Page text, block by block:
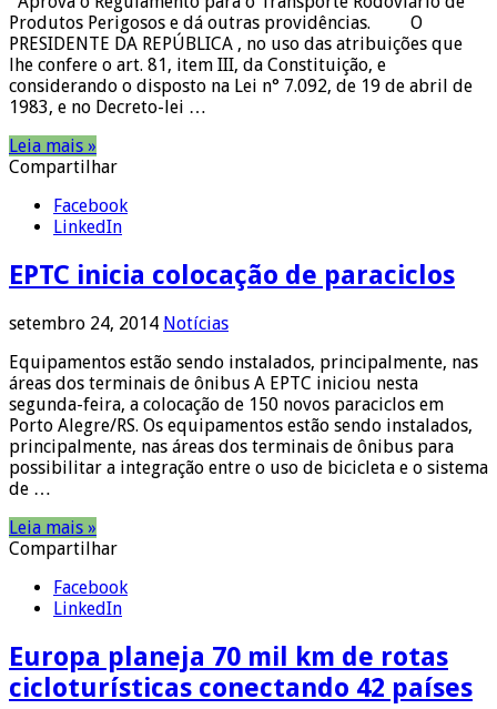
Produtos Perigosos e dá outras providências. O
PRESIDENTE DA REPÚBLICA , no uso das atribuições que
lhe confere o art. 81, item III, da Constituição, e
considerando o disposto na Lei n° 7.092, de 19 de abril de
1983, e no Decreto-lei …
Leia mais »
Compartilhar
Facebook
LinkedIn
EPTC inicia colocação de paraciclos
setembro 24, 2014 Notícias
Equipamentos estão sendo instalados, principalmente, nas
áreas dos terminais de ônibus A EPTC iniciou nesta
segunda-feira, a colocação de 150 novos paraciclos em
Porto Alegre/RS. Os equipamentos estão sendo instalados,
principalmente, nas áreas dos terminais de ônibus para
possibilitar a integração entre o uso de bicicleta e o sistema
de …
Leia mais »
Compartilhar
Facebook
LinkedIn
Europa planeja 70 mil km de rotas
cicloturísticas conectando 42 países